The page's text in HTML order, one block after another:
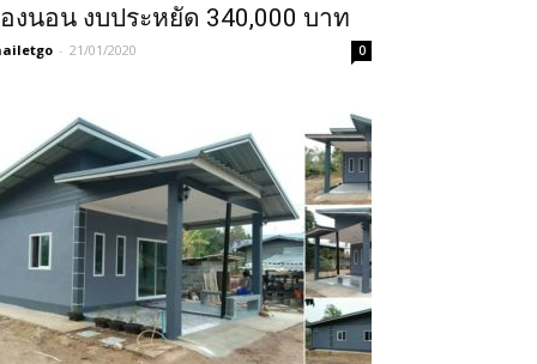
งนอน งบประหยัด 340,000 บาท
- 21/01/2020 0